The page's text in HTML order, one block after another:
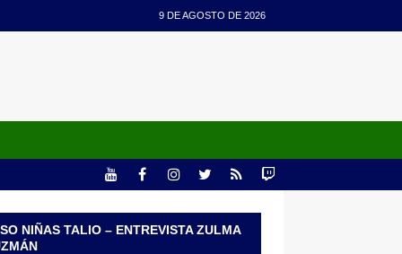
9 DE AGOSTO DE 2026
NIÑAS TALIO – ENTREVISTA ZULMA